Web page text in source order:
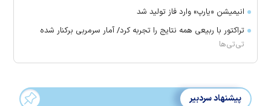
انیمیشن «یارپ» وارد فاز تولید شد
تراکتور با ربیعی همه نتایج را تجربه کرد/ آمار سرمربی برکنار شده
تی‌تی‌ها
پیشنهاد سردبیر